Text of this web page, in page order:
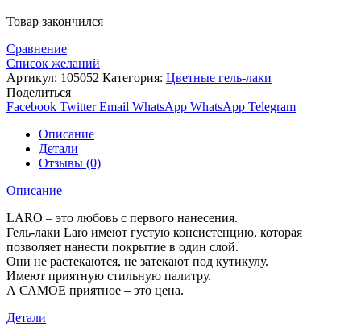
Товар закончился
Сравнение
Список желаний
Артикул: 105052 Категория: Цветные гель-лаки
Поделиться
Facebook Twitter Email WhatsApp WhatsApp Telegram
Описание
Детали
Отзывы (0)
Описание
LARO – это любовь с первого нанесения.
Гель-лаки Laro имеют густую консистенцию, которая
позволяет нанести покрытие в один слой.
Они не растекаются, не затекают под кутикулу.
Имеют приятную стильную палитру.
А САМОЕ приятное – это цена.
Детали